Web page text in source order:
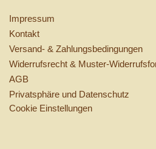
Impressum
Kontakt
Versand- & Zahlungsbedingungen
Widerrufsrecht & Muster-
AGB
Privatsphäre und Datenschutz
Cookie Einstellungen